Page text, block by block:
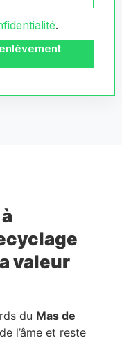
.
valeur
du Mas de
l’âme et reste